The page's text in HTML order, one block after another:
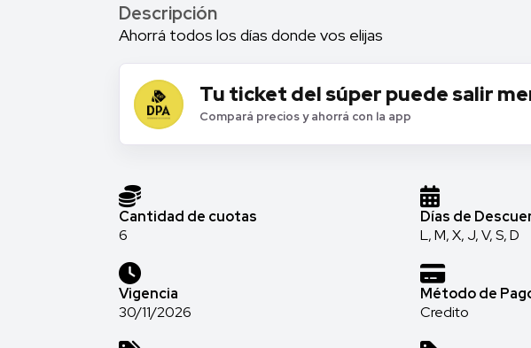
Descripción
Ahorrá todos los días donde vos elijas
Tu ticket del súper puede salir
Compará precios y ahorrá con la app
Cantidad de cuotas
6
Días de
L, M, X, J, V, S, D
Vigencia
30/11/2026
Método de
Credito